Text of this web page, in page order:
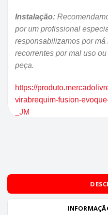
Instalação:
por um profissional
responsabilizamos por
recorrentes por mal uso
peça.
https://
virabrequim-fusion-
_JM